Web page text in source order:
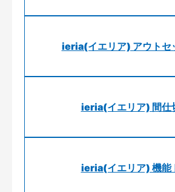
ieria(イエリア) アウトセ
ieria(イエリア) 間仕
ieria(イエリア) 機能